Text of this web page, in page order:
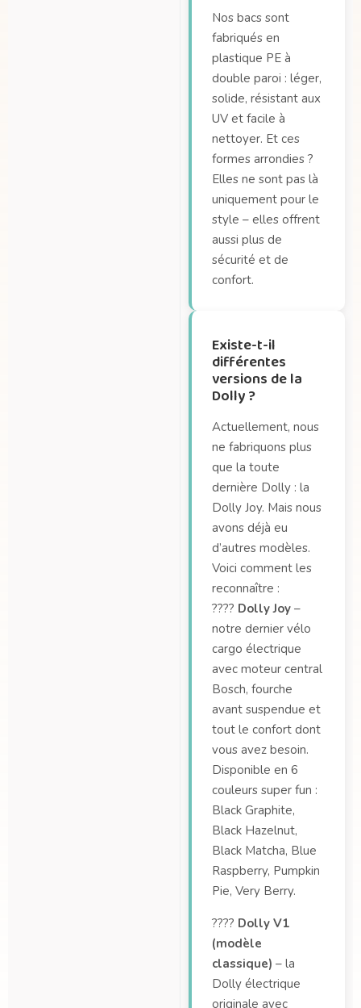
Nos bacs sont
fabriqués en
plastique PE à
double paroi : léger,
solide, résistant aux
UV et facile à
nettoyer. Et ces
formes arrondies ?
Elles ne sont pas là
uniquement pour le
style – elles offrent
aussi plus de
sécurité et de
confort.
Existe-t-il
différentes
versions de la
Dolly ?
Actuellement, nous
ne fabriquons plus
que la toute
dernière Dolly : la
Dolly Joy. Mais nous
avons déjà eu
d’autres modèles.
Voici comment les
reconnaître :
???? Dolly Joy –
notre dernier vélo
cargo électrique
avec moteur central
Bosch, fourche
avant suspendue et
tout le confort dont
vous avez besoin.
Disponible en 6
couleurs super fun :
Black Graphite,
Black Hazelnut,
Black Matcha, Blue
Raspberry, Pumpkin
Pie, Very Berry.
???? Dolly V1
(modèle
classique) – la
Dolly électrique
originale avec